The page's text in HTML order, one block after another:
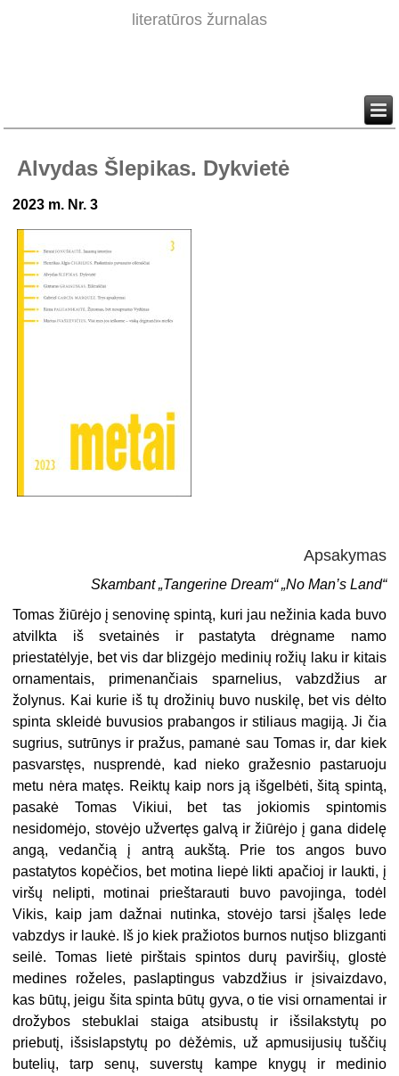
literatūros žurnalas
Alvydas Šlepikas. Dykvietė
2023 m. Nr. 3
Apsakymas
Skambant „Tangerine Dream“ „No Man’s Land“
Tomas žiūrėjo į senovinę spintą, kuri jau nežinia kada buvo
atvilkta iš svetainės ir pastatyta drėgname namo
priestatėlyje, bet vis dar blizgėjo medinių rožių laku ir kitais
ornamentais, primenančiais sparnelius, vabzdžius ar
žolynus. Kai kurie iš tų drožinių buvo nuskilę, bet vis dėlto
spinta skleidė buvusios prabangos ir stiliaus magiją. Ji čia
sugrius, sutrūnys ir pražus, pamanė sau Tomas ir, dar kiek
pasvarstęs, nusprendė, kad nieko gražesnio pastaruoju
metu nėra matęs. Reiktų kaip nors ją išgelbėti, šitą spintą,
pasakė Tomas Vikiui, bet tas jokiomis spintomis
nesidomėjo, stovėjo užvertęs galvą ir žiūrėjo į gana didelę
angą, vedančią į antrą aukštą. Prie tos angos buvo
pastatytos kopėčios, bet motina liepė likti apačioj ir laukti, į
viršų nelipti, motinai prieštarauti buvo pavojinga, todėl
Vikis, kaip jam dažnai nutinka, stovėjo tarsi įšalęs lede
vabzdys ir laukė. Iš jo kiek pražiotos burnos nutįso blizganti
seilė. Tomas lietė pirštais spintos durų paviršių, glostė
medines roželes, paslaptingus vabzdžius ir įsivaizdavo,
kas būtų, jeigu šita spinta būtų gyva, o tie visi ornamentai ir
drožybos stebuklai staiga atsibustų ir išsilakstytų po
priebutį, išsislapstytų po dėžėmis, už apmusijusių tuščių
butelių, tarp senų, suverstų kampe knygų ir medinio